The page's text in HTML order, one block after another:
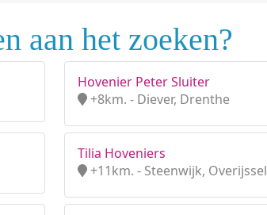
aan het zoeken?
Hovenier Peter Sluiter
+8km. - Diever, Drenthe
Tilia Hoveniers
+11km. - Steenwijk, Overijssel